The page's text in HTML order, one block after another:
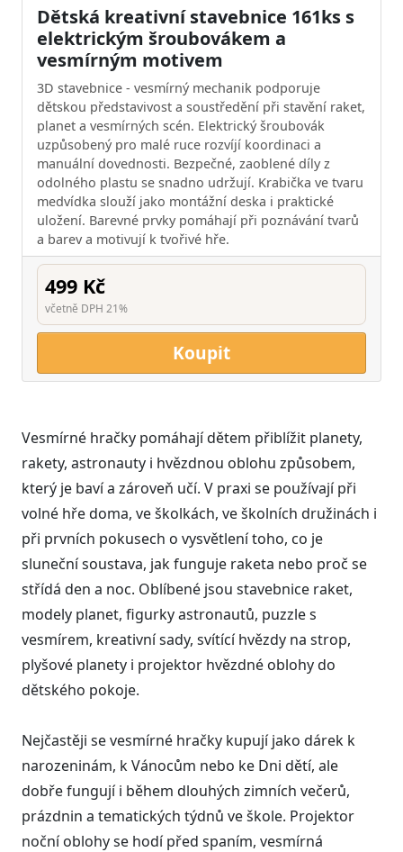
Dětská kreativní stavebnice 161ks s
elektrickým šroubovákem a
vesmírným motivem
3D stavebnice - vesmírný mechanik podporuje
dětskou představivost a soustředění při stavění raket,
planet a vesmírných scén. Elektrický šroubovák
uzpůsobený pro malé ruce rozvíjí koordinaci a
manuální dovednosti. Bezpečné, zaoblené díly z
odolného plastu se snadno udržují. Krabička ve tvaru
medvídka slouží jako montážní deska i praktické
uložení. Barevné prvky pomáhají při poznávání tvarů
a barev a motivují k tvořivé hře.
499 Kč
včetně DPH 21%
Koupit
Vesmírné hračky pomáhají dětem přiblížit planety,
rakety, astronauty i hvězdnou oblohu způsobem,
který je baví a zároveň učí. V praxi se používají při
volné hře doma, ve školkách, ve školních družinách i
při prvních pokusech o vysvětlení toho, co je
sluneční soustava, jak funguje raketa nebo proč se
střídá den a noc. Oblíbené jsou stavebnice raket,
modely planet, figurky astronautů, puzzle s
vesmírem, kreativní sady, svítící hvězdy na strop,
plyšové planety i projektor hvězdné oblohy do
dětského pokoje.
Nejčastěji se vesmírné hračky kupují jako dárek k
narozeninám, k Vánocům nebo ke Dni dětí, ale
dobře fungují i během dlouhých zimních večerů,
prázdnin a tematických týdnů ve škole. Projektor
noční oblohy se hodí před spaním, vesmírná